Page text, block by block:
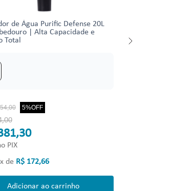
de Água Purific Defense 20L
| Alta Capacidade e
Total
,00 5%OFF
PIX
x de R$ 172,66
Adicionar ao carrinho